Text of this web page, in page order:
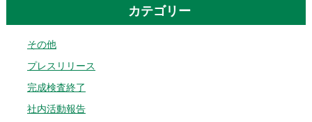
カテゴリー
その他
プレスリリース
完成検査終了
社内活動報告